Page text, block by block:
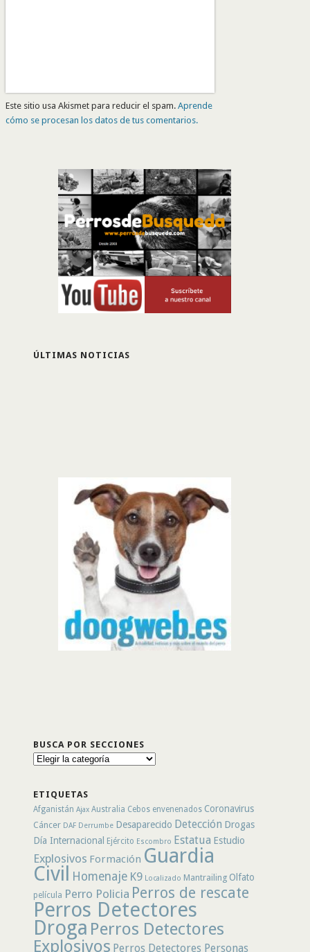
Este sitio usa Akismet para reducir el spam. Aprende
cómo se procesan los datos de tus comentarios.
ÚLTIMAS NOTICIAS
BUSCA POR SECCIONES
Busca
ETIQUETAS
Afganistán Ajax Australia Cebos envenenados Coronavirus
Cáncer DAF Derrumbe Desaparecido Detección Drogas
Día Internacional
Ejército Escombro Estatua Estudio
Explosivos Formación Guardia
Civil Homenaje K9 Localizado Mantrailing Olfato
película Perro Policia Perros de rescate
Perros Detectores
Droga Perros Detectores
Explosivos Perros Detectores Personas